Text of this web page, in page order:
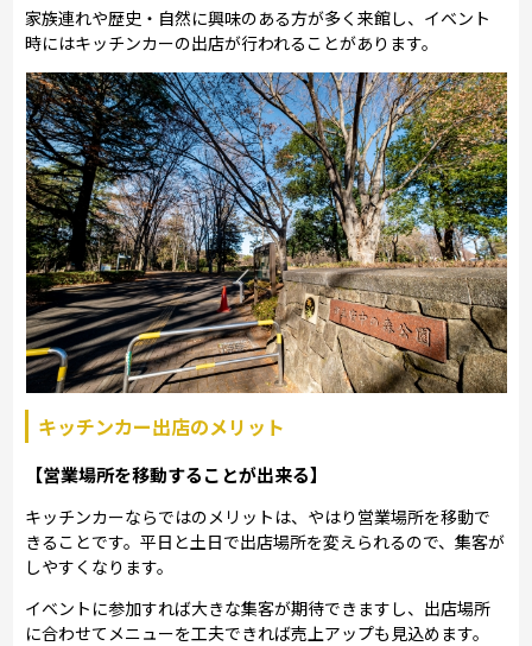
家族連れや歴史・自然に興味のある方が多く来館し、イベント
時にはキッチンカーの出店が行われることがあります。
キッチンカー出店のメリット
【営業場所を移動することが出来る】
キッチンカーならではのメリットは、やはり営業場所を移動で
きることです。平日と土日で出店場所を変えられるので、集客が
しやすくなります。
イベントに参加すれば大きな集客が期待できますし、出店場所
に合わせてメニューを工夫できれば売上アップも見込めます。